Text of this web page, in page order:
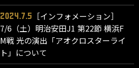
2024.7.5
［インフォメーション］
7/6（土）明治安田J1 第22節 横浜F
M戦 光の演出「アオクロスターライ
ト」について